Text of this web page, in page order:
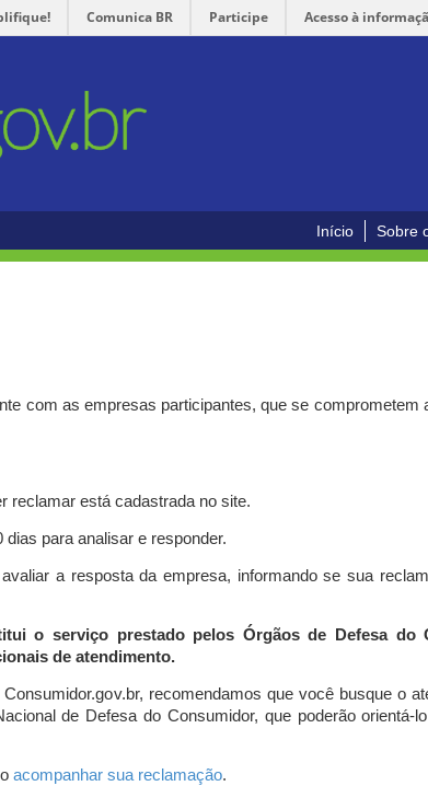
Comunica BR Participe Acesso à
Início Sobre
com as empresas participantes, que se
reclamar está cadastrada no site.
para analisar e responder.
a resposta da empresa, informando se sua
o serviço prestado pelos Órgãos de Defesa do
de atendimento.
recomendamos que você busque o
de Defesa do Consumidor, que poderão orientá-
acompanhar sua reclamação.